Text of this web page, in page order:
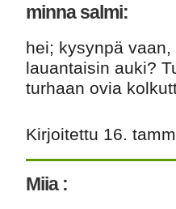
minna salmi:
hei; kysynpä
lauantaisin auki?
turhaan ovia
Kirjoitettu 16.
Miia :